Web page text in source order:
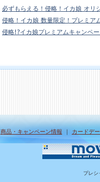
必ずもらえる！侵略！イカ娘 オリ
侵略！イカ娘 数量限定！プレミア
侵略!?イカ娘プレミアムキャンペ
商品・キャンペーン情報 ｜ カードデ
プレシ